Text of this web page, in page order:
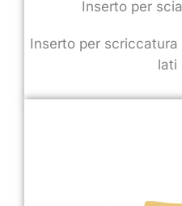
Inserto per
Inserto per
lati